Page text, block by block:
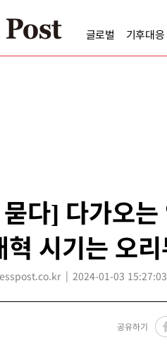
글로벌 기후대응
다] 다가오는
시기는 오
2024-01-03 15:27:03
공유하기